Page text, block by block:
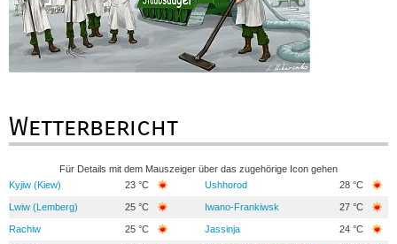
Wetterbericht
Für Details mit dem Mauszeiger über das zugehörige Icon gehen
Kyjiw (Kiew)
23 °C Ushhorod 28 °C
Lwiw (Lemberg) 25 °C Iwano-Frankiwsk 27 °C
Rachiw 25 °C Jassinja 24 °C